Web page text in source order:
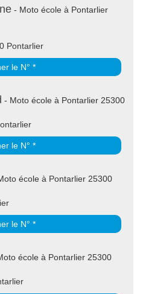
- Moto école à Pontarlier
Pontarlier
le N° *
- Moto école à Pontarlier 25300
le N° *
école à Pontarlier 25300
le N° *
école à Pontarlier 25300